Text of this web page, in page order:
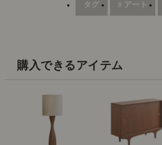
タグ # アート
購入できるアイテム